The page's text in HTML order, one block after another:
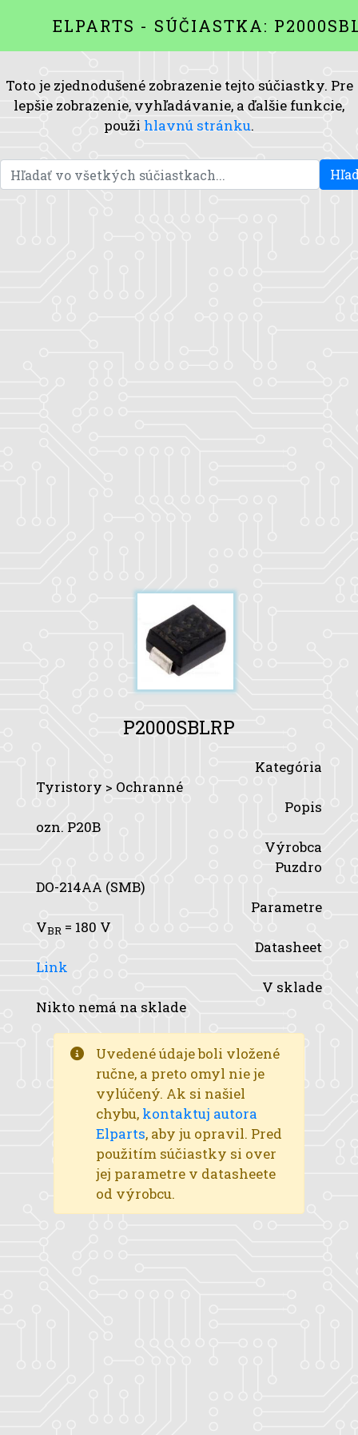
ELPARTS - SÚČIASTKA:
Toto je zjednodušené zobrazenie tejto súčiastky. Pre
lepšie zobrazenie, vyhľadávanie, a ďalšie funkcie,
použi hlavnú stránku.
P2000SBLRP
Kategória
Tyristory > Ochranné
Popis
ozn. P20B
Výrobca
Puzdro
DO-214AA (SMB)
Parametre
VBR = 180 V
Datasheet
Link
V sklade
Nikto nemá na sklade
Uvedené údaje boli vložené
ručne, a preto omyl nie je
vylúčený. Ak si našiel
chybu, kontaktuj autora
Elparts, aby ju opravil. Pred
použitím súčiastky si over
jej parametre v datasheete
od výrobcu.